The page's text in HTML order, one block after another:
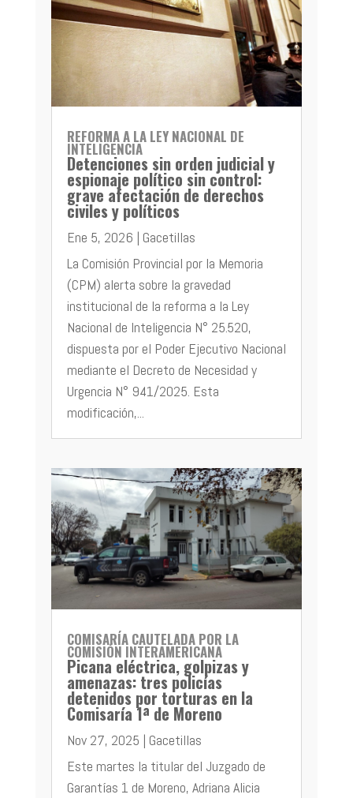
REFORMA A LA LEY NACIONAL DE
INTELIGENCIA
Detenciones sin orden judicial y
espionaje político sin control:
grave afectación de derechos
civiles y políticos
Ene 5, 2026 | Gacetillas
La Comisión Provincial por la Memoria
(CPM) alerta sobre la gravedad
institucional de la reforma a la Ley
Nacional de Inteligencia N° 25.520,
dispuesta por el Poder Ejecutivo Nacional
mediante el Decreto de Necesidad y
Urgencia N° 941/2025. Esta
modificación,...
COMISARÍA CAUTELADA POR LA
COMISIÓN INTERAMERICANA
Picana eléctrica, golpizas y
amenazas: tres policías
detenidos por torturas en la
Comisaría 1ª de Moreno
Nov 27, 2025 | Gacetillas
Este martes la titular del Juzgado de
Garantías 1 de Moreno, Adriana Alicia